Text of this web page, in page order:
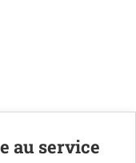
au service